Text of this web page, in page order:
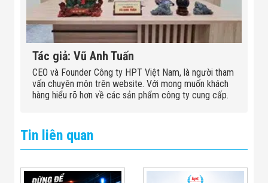
Tác giả: Vũ Anh Tuấn
CEO và Founder Công ty HPT Việt Nam, là người tham
vấn chuyên môn trên website. Với mong muốn khách
hàng hiểu rõ hơn về các sản phẩm công ty cung cấp.
Tin liên quan